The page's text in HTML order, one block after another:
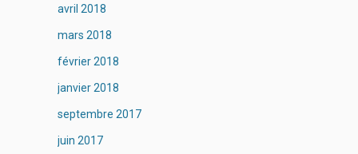
avril 2018
mars 2018
février 2018
janvier 2018
septembre 2017
juin 2017